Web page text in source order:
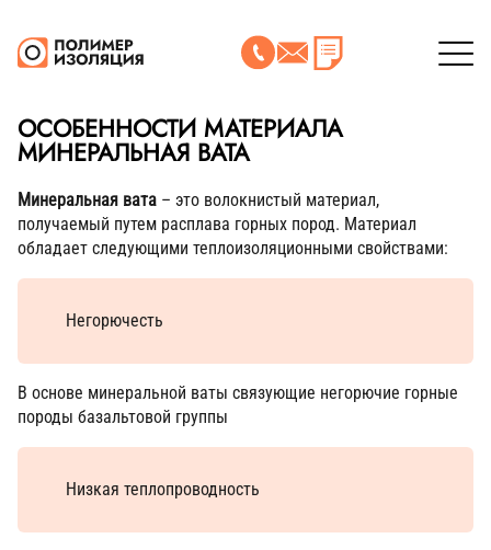
ОСОБЕННОСТИ МАТЕРИАЛА
МИНЕРАЛЬНАЯ ВАТА
Минеральная вата – это волокнистый материал,
получаемый путем расплава горных пород. Материал
обладает следующими теплоизоляционными свойствами:
Негорючесть
В основе минеральной ваты связующие негорючие горные
породы базальтовой группы
Низкая теплопроводность